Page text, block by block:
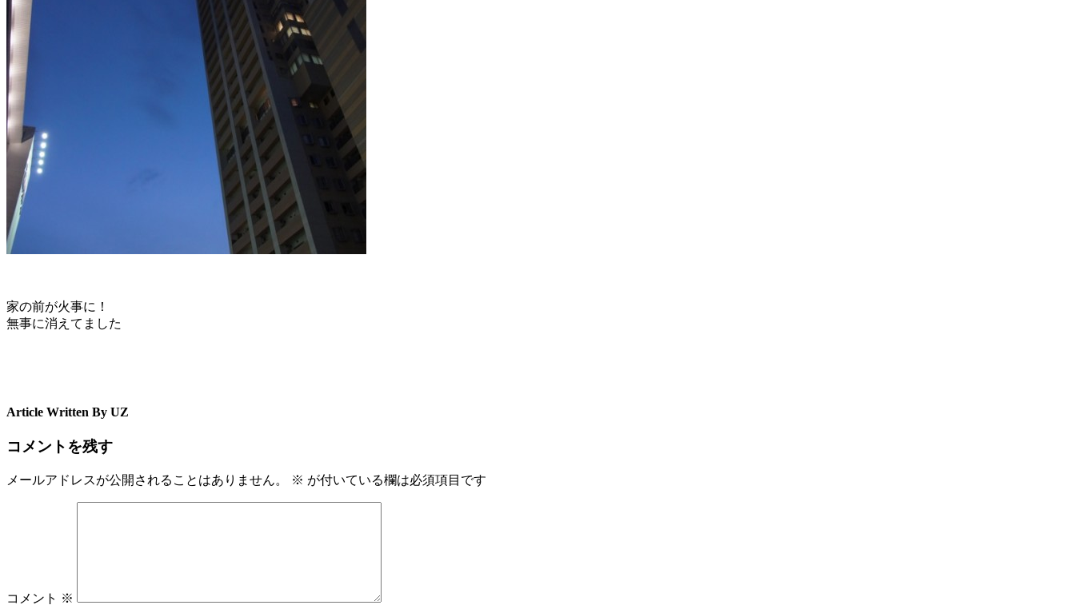
家の前が火事に！
無事に消えてました
Article Written By UZ
コメントを残す
メールアドレスが公開されることはありません。 ※ が付いている欄は必須項目です
コメント ※